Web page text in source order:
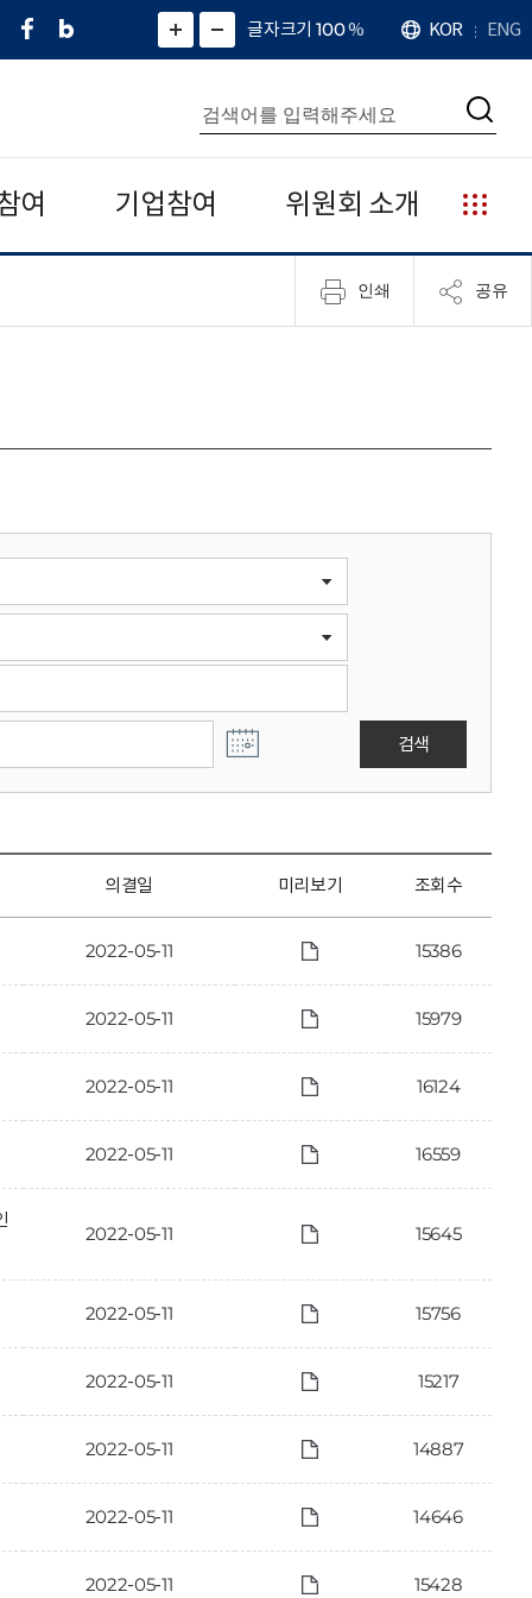
페
네
그
)
화
면
면
소
확
대
치
글자크기 100%
언
어
KOR ENG
통
합
검
색
검
여 기업참여 위원회 소개
누
리
집
안
인쇄 공유
검색
의결일 미리보기 조회수
2022-05-11 15386
2022-05-11 15979
2022-05-11 16124
2022-05-11 16559
2022-05-11 15645
2022-05-11 15756
2022-05-11 15217
2022-05-11 14887
2022-05-11 14646
2022-05-11 15428